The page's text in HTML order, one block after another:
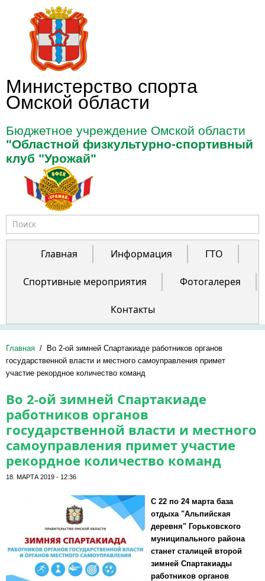
Перейти к основному содержанию
Министерство спорта
Омской области
Бюджетное учреждение Омской области
"Областной физкультурно-спортивный
клуб "Урожай"
Форма поиска
Главная
Информация ГТО
Спортивные мероприятия Фотогалерея
Контакты
Главная /
Во 2-ой зимней Спартакиаде работников органов
государственной власти и местного самоуправления примет
участие рекордное количество команд
Во 2-ой зимней Спартакиаде
работников органов
государственной власти и местного
самоуправления примет участие
рекордное количество команд
18. МАРТА 2019 - 12:36
С 22 по 24 марта база
отдыха "Альпийская
деревня" Горьковского
муниципального района
станет сталицей второй
зимней Спартакиады
работников органов